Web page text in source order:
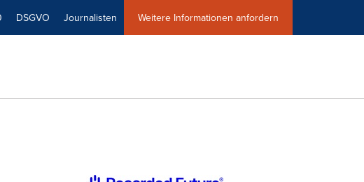
DSGVO Journalisten Weitere Informationen anfordern